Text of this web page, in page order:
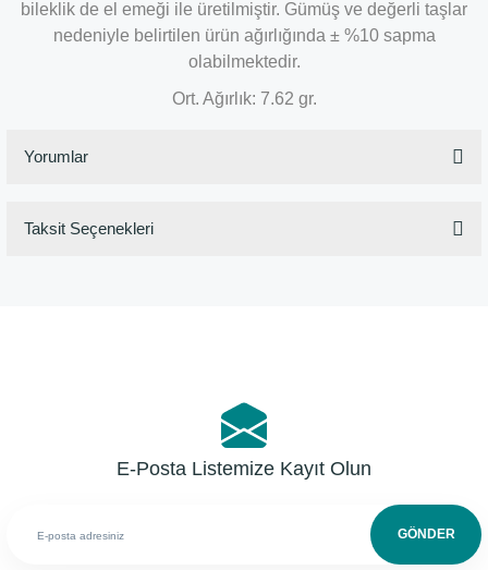
bileklik de el emeği ile üretilmiştir. Gümüş ve değerli taşlar
nedeniyle belirtilen ürün ağırlığında ± %10 sapma
olabilmektedir.
Ort. Ağırlık: 7.62 gr.
Yorumlar
Taksit Seçenekleri
E-Posta Listemize Kayıt Olun
GÖNDER